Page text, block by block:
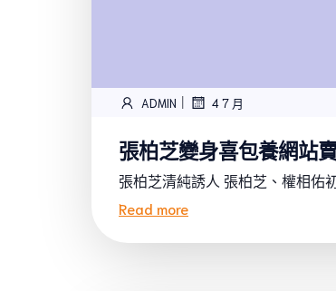
ADMIN | 4 7 月
張柏芝變身喜包養網站
張柏芝清純誘人 張柏芝、權相佑
Read more